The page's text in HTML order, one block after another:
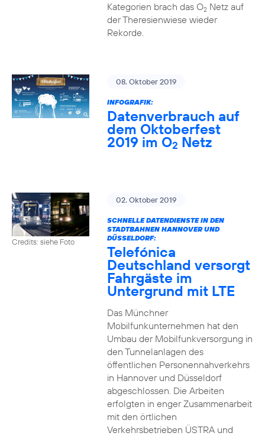
Kategorien brach das O2Netz auf
der Theresienwiese wieder
Rekorde.
08. Oktober 2019
INFOGRAFIK:
Datenverbrauch auf
dem Oktoberfest
2019 im O2 Netz
Credits: siehe Foto
02. Oktober 2019
SCHNELLE DATENDIENSTE IN DEN
STADTBAHNEN HANNOVER UND
DÜSSELDORF:
Telefónica
Deutschland versorgt
Fahrgäste im
Untergrund mit LTE
Das Münchner
Mobilfunkunternehmen hat den
Umbau der Mobilfunkversorgung in
den Tunnelanlagen des
öffentlichen Personennahverkehrs
in Hannover und Düsseldorf
abgeschlossen. Die Arbeiten
erfolgten in enger Zusammenarbeit
mit den örtlichen
Verkehrsbetrieben ÜSTRA und